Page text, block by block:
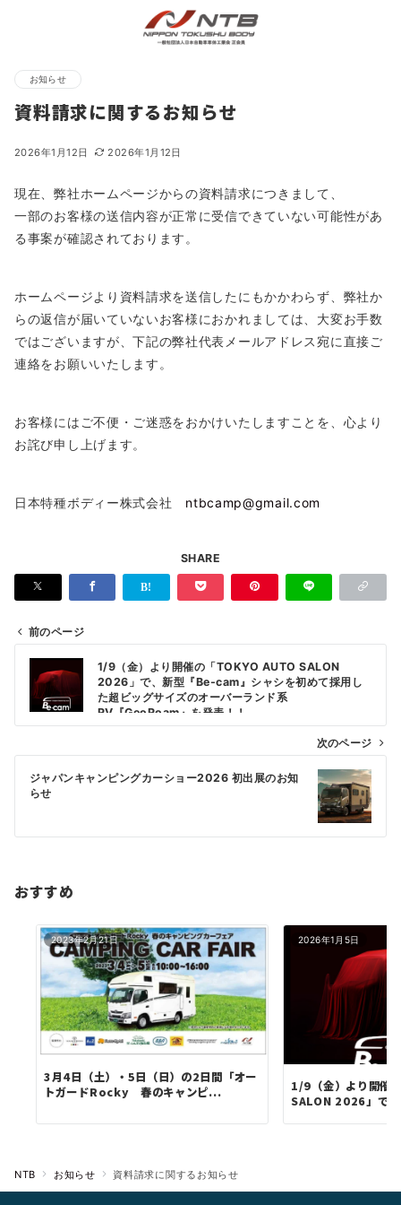
お知らせ
資料請求に関するお知らせ
2026年1月12日 2026年1月12日
現在、弊社ホームページからの資料請求につきまして、
一部のお客様の送信内容が正常に受信できていない可能性があ
る事案が確認されております。
ホームページより資料請求を送信したにもかかわらず、弊社か
らの返信が届いていないお客様におかれましては、大変お手数
ではございますが、下記の弊社代表メールアドレス宛に直接ご
連絡をお願いいたします。
お客様にはご不便・ご迷惑をおかけいたしますことを、心より
お詫び申し上げます。
日本特種ボディー株式会社 ntbcamp@gmail.com
SHARE
投
ナ
ビ
ゲ
ー
ョ
前のページ
1/9（金）より開催の「TOKYO AUTO SALON
2026」で、新型『Be-cam』シャシを初めて採用し
た超ビッグサイズのオーバーランド系
RV『GeoRoam』を発表！！
次のページ
ジャパンキャンピングカーショー2026 初出展のお知
らせ
おすすめ
2023年2月21日
3月4日（土）・5日（日）の2日間「オー
トガードRocky 春のキャンピ...
2026年1月5日
1/9（金）より開催
SALON 2026」で
NTB お知らせ 資料請求に関するお知らせ